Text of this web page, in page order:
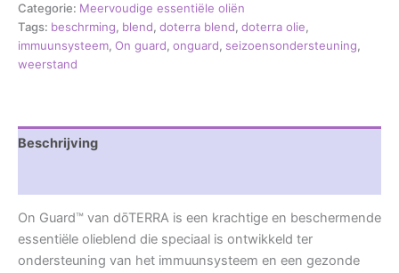
Categorie: Meervoudige essentiële oliën
Tags: beschrming, blend, doterra blend, doterra olie,
immuunsysteem, On guard, onguard, seizoensondersteuning,
weerstand
Beschrijving
On Guard™ van dōTERRA is een krachtige en beschermende
essentiële olieblend die speciaal is ontwikkeld ter
ondersteuning van het immuunsysteem en een gezonde